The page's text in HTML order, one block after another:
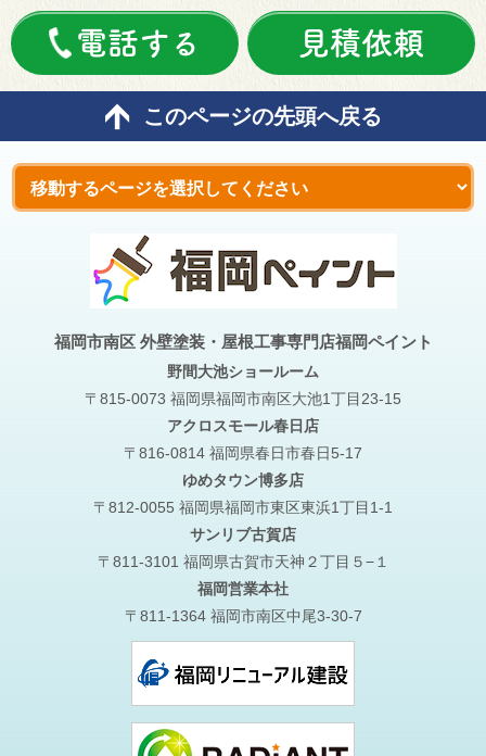
電話する 見積依頼
このページの先頭へ戻る
福岡市南区 外壁塗装・屋根工事専門店福岡ペイント
野間大池ショールーム
〒815-0073 福岡県福岡市南区大池1丁目23-15
アクロスモール春日店
〒816-0814 福岡県春日市春日5-17
ゆめタウン博多店
〒812-0055 福岡県福岡市東区東浜1丁目1-1
サンリブ古賀店
〒811-3101 福岡県古賀市天神２丁目５−１
福岡営業本社
〒811-1364 福岡市南区中尾3-30-7